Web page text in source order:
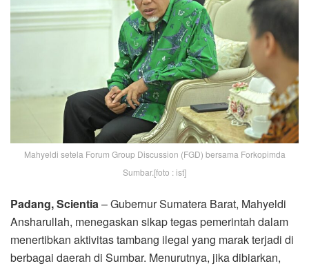
Mahyeldi setela Forum Group Discussion (FGD) bersama Forkopimda
Sumbar.[foto : ist]
Padang, Scientia– Gubernur Sumatera Barat, Mahyeldi
Ansharullah, menegaskan sikap tegas pemerintah dalam
menertibkan aktivitas tambang ilegal yang marak terjadi di
berbagai daerah di Sumbar. Menurutnya, jika dibiarkan,